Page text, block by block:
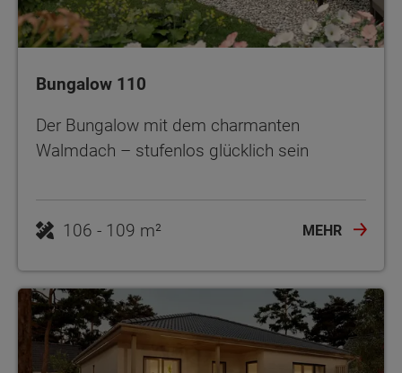
Bungalow 110
Der Bungalow mit dem charmanten
Walmdach – stufenlos glücklich sein
106 - 109 m² MEHR